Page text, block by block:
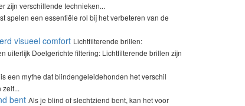
zijn verschillende technieken...
spelen een essentiële rol bij het verbeteren van de
visueel comfort Lichtfilterende brillen:
uiterlijk Doelgerichte filtering: Lichtfilterende brillen zijn
een mythe dat blindengeleidehonden het verschil
bent Als je blind of slechtziend bent, kan het voor